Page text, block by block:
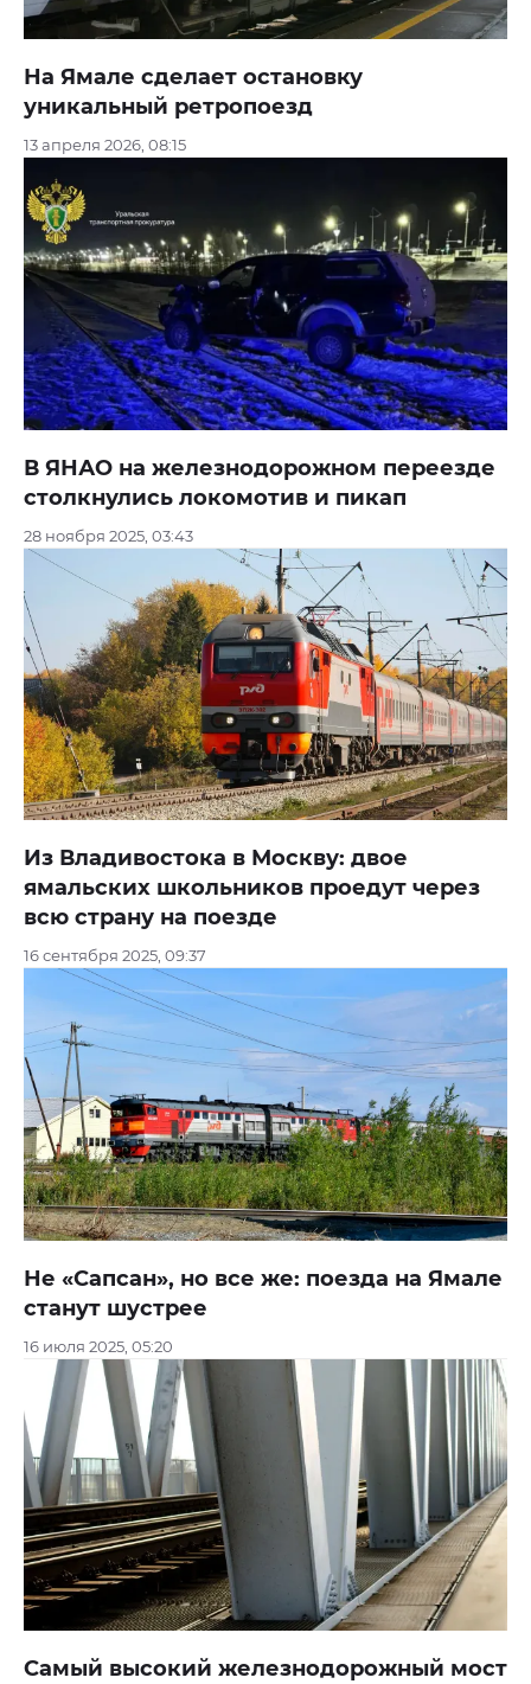
На Ямале сделает остановку
уникальный ретропоезд
13 апреля 2026, 08:15
В ЯНАО на железнодорожном переезде
столкнулись локомотив и пикап
28 ноября 2025, 03:43
Из Владивостока в Москву: двое
ямальских школьников проедут через
всю страну на поезде
16 сентября 2025, 09:37
Не «Сапсан», но все же: поезда на Ямале
станут шустрее
16 июля 2025, 05:20
Самый высокий железнодорожный мост